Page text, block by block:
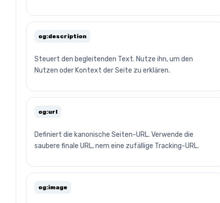
og:description
Steuert den begleitenden Text. Nutze ihn, um den
Nutzen oder Kontext der Seite zu erklären.
og:url
Definiert die kanonische Seiten-URL. Verwende die
saubere finale URL, nem eine zufällige Tracking-URL.
og:image